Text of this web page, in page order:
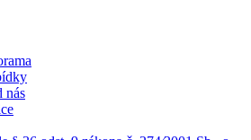
nás